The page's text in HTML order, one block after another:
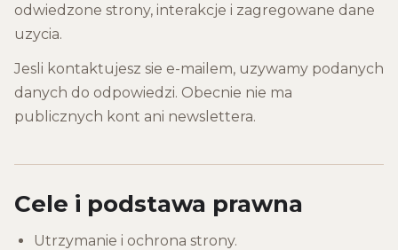
odwiedzone strony, interakcje i zagregowane dane
uzycia.
Jesli kontaktujesz sie e-mailem, uzywamy podanych
danych do odpowiedzi. Obecnie nie ma
publicznych kont ani newslettera.
Cele i podstawa prawna
Utrzymanie i ochrona strony.